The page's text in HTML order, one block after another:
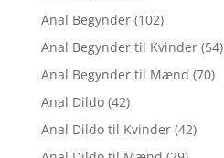
Anal Begynder (102)
Anal Begynder til Kvinder (54)
Anal Begynder til Mænd (70)
Anal Dildo (42)
Anal Dildo til Kvinder (42)